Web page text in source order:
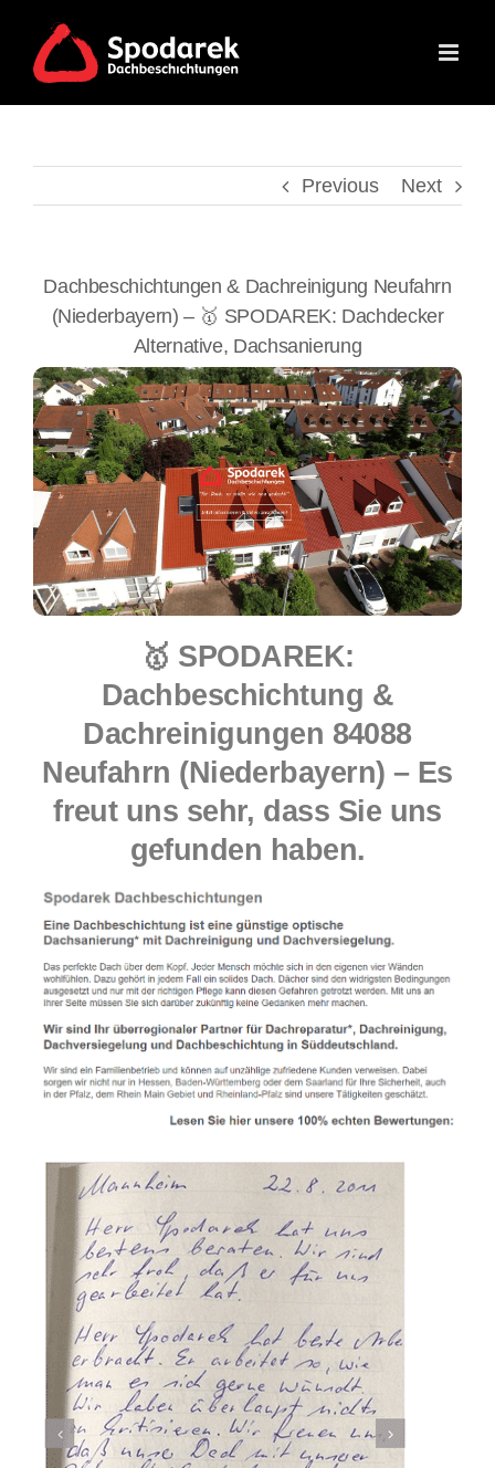
content
Previous Next
Dachbeschichtungen & Dachreinigung Neufahrn
(Niederbayern) – 🥇 SPODAREK: Dachdecker
Alternative, Dachsanierung
🥇 SPODAREK:
Dachbeschichtung &
Dachreinigungen 84088
Neufahrn (Niederbayern) – Es
freut uns sehr, dass Sie uns
gefunden haben.